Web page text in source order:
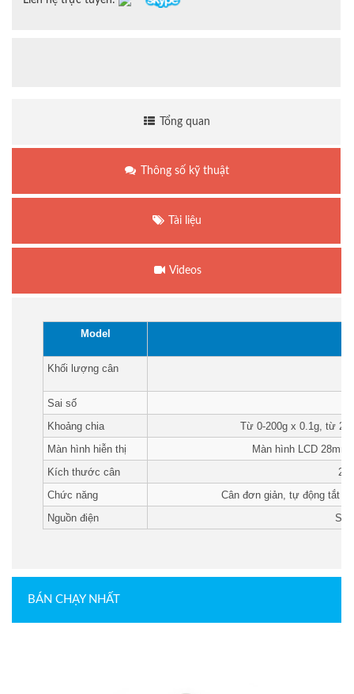
Tổng quan
Thông số kỹ thuật
Tài liệu
Videos
Model
Khối lượng cân
Sai số
Khoảng chia
Từ 0-200g x 0.1g, từ
Màn hình hiễn thị
Màn hình LCD
Kích thước cân
Chức năng
Cân đơn giản, tự động tắt
Nguồn điện
Sử
BÁN CHẠY NHẤT